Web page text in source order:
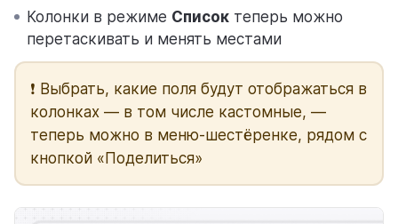
Колонки в режиме Список теперь можно
перетаскивать и менять местами
❗️ Выбрать, какие поля будут отображаться в
колонках — в том числе кастомные, —
теперь можно в меню-шестёренке, рядом с
кнопкой «Поделиться»